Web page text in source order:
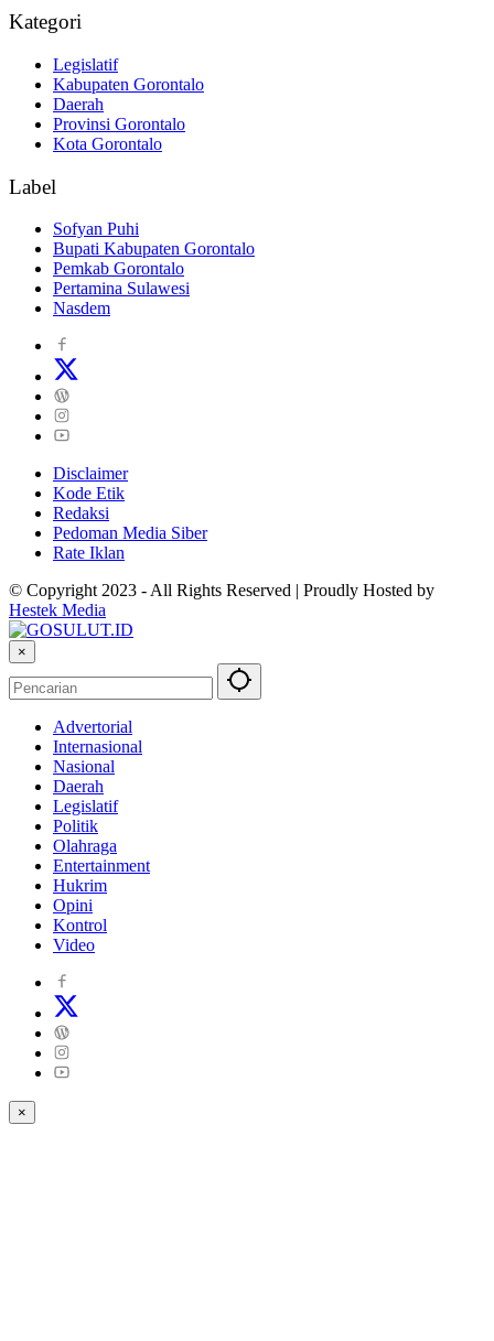
Kategori
Legislatif
Kabupaten Gorontalo
Daerah
Provinsi Gorontalo
Kota Gorontalo
Label
Sofyan Puhi
Bupati Kabupaten Gorontalo
Pemkab Gorontalo
Pertamina Sulawesi
Nasdem
Disclaimer
Kode Etik
Redaksi
Pedoman Media Siber
Rate Iklan
© Copyright 2023 - All Rights Reserved | Proudly Hosted by
Hestek Media
×
Advertorial
Internasional
Nasional
Daerah
Legislatif
Politik
Olahraga
Entertainment
Hukrim
Opini
Kontrol
Video
×